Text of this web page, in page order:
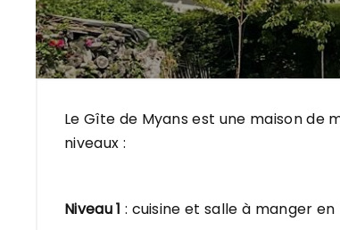
Le Gîte de Myans est une maison de
niveaux :
Niveau 1 : cuisine et salle à manger